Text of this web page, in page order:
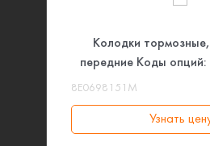
Колодки
передние Коды опций:
8E0698151M
Узнать